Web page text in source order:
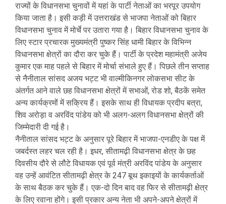
राज्यों के विधानसभा चुनावों में यहां के पार्टी नेताओं का भरपूर उपयोग
किया जाता है। इसी कड़ी में उत्तराखंड से भाजपा नेताओं को बिहार
विधानसभा चुनाव में मोर्चे पर उतारा गया है। बिहार विधानसभा चुनाव के
लिए स्टार प्रचारक मुख्यमंत्री पुष्कर सिंह धामी बिहार के विभिन्न
विधानसभा क्षेत्रों का दौरा कर चुके हैं। पार्टी के प्रदेश महामंत्री अजेय
कुमार एक माह पहले से बिहार में मोर्चा संभाले हुए हैं। पिछले तीन सप्ताह
से नैनीताल सांसद अजय भट्ट भी वाल्मीकिनगर लोकसभा सीट के
अंतर्गत आने वाले छह विधानसभा क्षेत्रों में सभाओं, रोड शो, बैठकें समेत
अन्य कार्यक्रमों में सक्रिय हैं। इसके साथ ही विधायक प्रदीप बत्रा,
शिव अरोड़ा व अरविंद पांडेय को भी अलग-अलग विधानसभा क्षेत्रों की
जिम्मेदारी दी गई है।
नैनीताल सांसद भट्ट के अनुसार पूरे बिहार में भाजपा-एनडीए के पक्ष में
जबर्दस्त लहर चल रही है। इधर, सीतामढ़ी विधानसभा क्षेत्र के छह
दिवसीय दौरे से लौटे विधायक एवं पूर्व मंत्री अरविंद पांडेय के अनुसार
वह उन्हें आवंटित सीतामढ़ी क्षेत्र के 247 बूथ इकाइयों के कार्यकर्ताओं
के साथ बैठक कर चुके हैं। एक-दो दिन बाद वह फिर से सीतामढ़ी क्षेत्र
के लिए रवाना होंगे। इसी प्रकार अन्य नेता भी अपने-अपने क्षेत्रों में